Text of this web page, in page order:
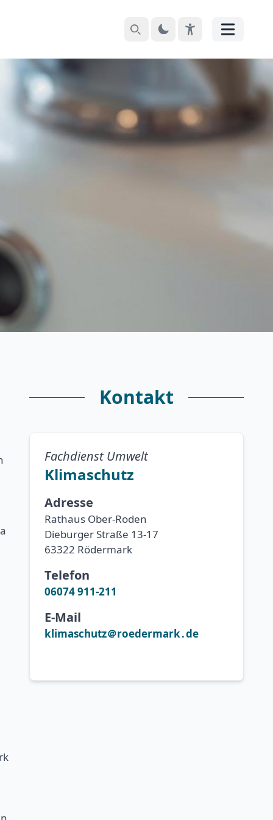
SuchenThemeEyeAbleMenü
Kontakt
Fachdienst Umwelt
Klimaschutz
Adresse
Rathaus Ober-Roden
Dieburger Straße 13-17
63322 Rödermark
Telefon
06074 911-211
E-Mail
klimaschutz＠roedermark․de